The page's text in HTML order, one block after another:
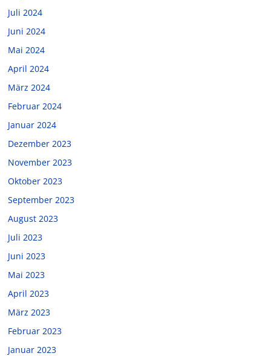
Juli 2024
Juni 2024
Mai 2024
April 2024
März 2024
Februar 2024
Januar 2024
Dezember 2023
November 2023
Oktober 2023
September 2023
August 2023
Juli 2023
Juni 2023
Mai 2023
April 2023
März 2023
Februar 2023
Januar 2023